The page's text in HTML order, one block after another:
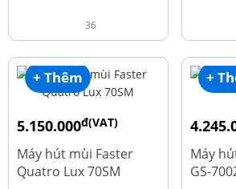
36
+ Thêm
5.150.000đ(VAT)
9.700.000
Máy hút mùi Faster
Quatro Lux 70SM
+
5.660.000
Máy
GS-